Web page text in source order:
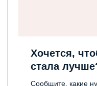
Хочется,
стала
Сообщите, какие